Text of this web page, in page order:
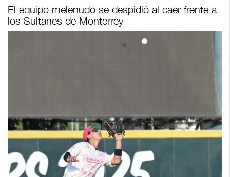
El equipo melenudo se despidió al caer frente a
los Sultanes de Monterrey